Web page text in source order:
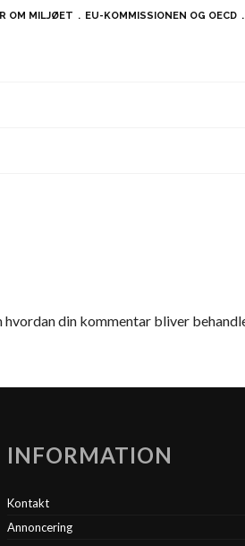
OM MILJØET EU-KOMMISSIONEN OG OECD
hvordan din kommentar bliver
INFORMATION
Kontakt
Annoncering